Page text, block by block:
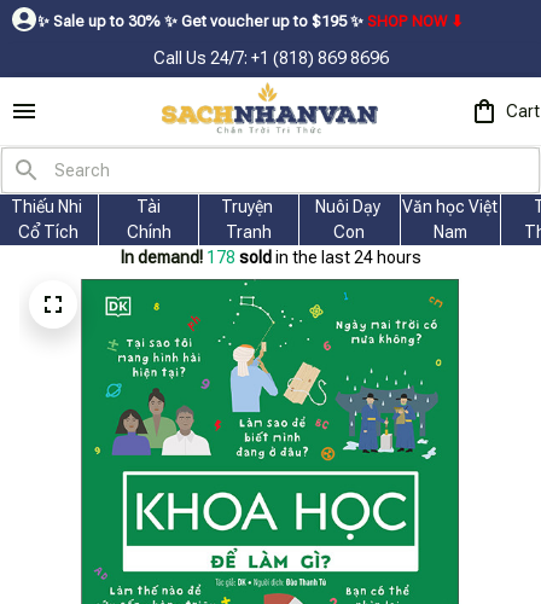
up to 30% ㅤ✨ㅤ Get voucher up to $195ㅤ ✨ㅤSHOP NOW ⬇
Call Us 24/7: +1 (818) 869 8696
Cart
Thiếu Nhi
Cổ Tích
Tài
Chính
Truyện
Tranh
Nuôi Dạy
Con
Văn học Việt
Nam
In demand! 178 sold in the last 24 hours